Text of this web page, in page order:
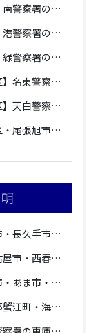
署の車庫証明
署の車庫証明
署の車庫証明
察署の車庫証明
察署の車庫証明
警察署の車庫証明
愛知警察署の車庫証明
枇杷島警察署の車庫証明
津島警察署の車庫証明
蟹江警察署の車庫証明